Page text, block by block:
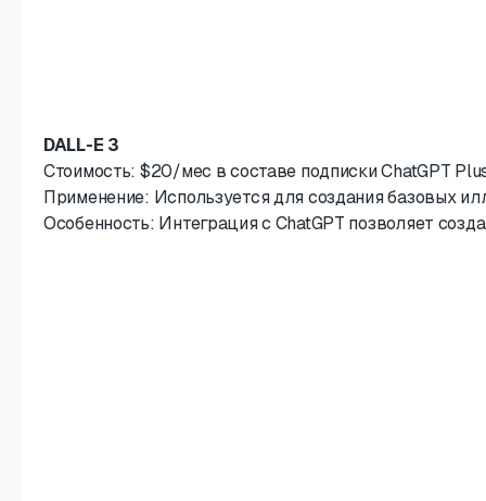
DALL-E 3
Стоимость: $20/мес в составе подписки ChatGPT
Применение: Используется для создания базовых
Особенность: Интеграция с ChatGPT позволяет